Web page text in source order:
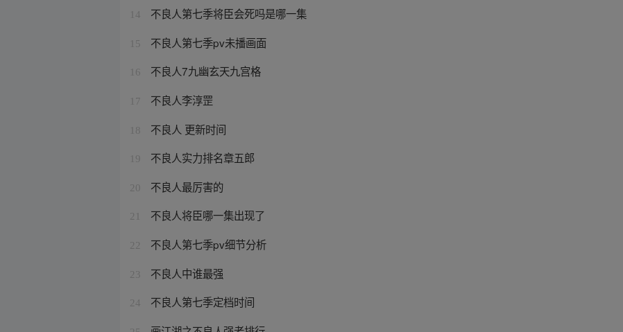
14 不良人第七季将臣会死吗是哪一集
15 不良人第七季pv未播画面
16 不良人7九幽玄天九宫格
17 不良人李淳罡
18 不良人 更新时间
19 不良人实力排名章五郎
20 不良人最厉害的
21 不良人将臣哪一集出现了
22 不良人第七季pv细节分析
23 不良人中谁最强
24 不良人第七季定档时间